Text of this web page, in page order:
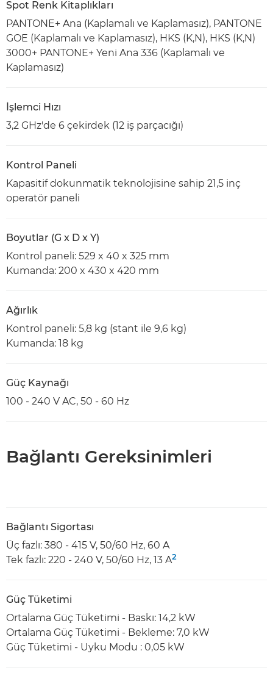
Spot Renk Kitaplıkları
PANTONE+ Ana (Kaplamalı ve Kaplamasız), PANTONE
GOE (Kaplamalı ve Kaplamasız), HKS (K,N), HKS (K,N)
3000+ PANTONE+ Yeni Ana 336 (Kaplamalı ve
Kaplamasız)
İşlemci Hızı
3,2 GHz'de 6 çekirdek (12 iş parçacığı)
Kontrol Paneli
Kapasitif dokunmatik teknolojisine sahip 21,5 inç
operatör paneli
Boyutlar (G x D x Y)
Kontrol paneli: 529 x 40 x 325 mm
Kumanda: 200 x 430 x 420 mm
Ağırlık
Kontrol paneli: 5,8 kg (stant ile 9,6 kg)
Kumanda: 18 kg
Güç Kaynağı
100 - 240 V AC, 50 - 60 Hz
Bağlantı Gereksinimleri
Bağlantı Sigortası
Üç fazlı: 380 - 415 V, 50/60 Hz, 60 A
Tek fazlı: 220 - 240 V, 50/60 Hz, 13 A2
Güç Tüketimi
Ortalama Güç Tüketimi - Baskı: 14,2 kW
Ortalama Güç Tüketimi - Bekleme: 7,0 kW
Güç Tüketimi - Uyku Modu : 0,05 kW